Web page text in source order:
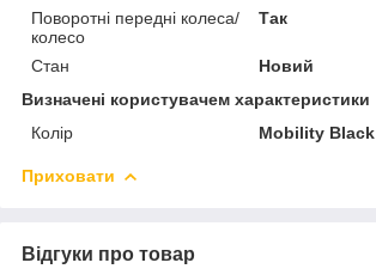
Поворотні передні колеса/
колесо
Так
Стан
Новий
Визначені користувачем характеристики
Колір
Mobility Black
Приховати
Відгуки про товар